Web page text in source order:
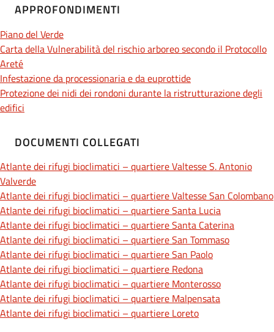
APPROFONDIMENTI
Piano del Verde
Carta della Vulnerabilità del rischio arboreo secondo il Protocollo
Areté
Infestazione da processionaria e da euprottide
Protezione dei nidi dei rondoni durante la ristrutturazione degli
edifici
DOCUMENTI COLLEGATI
Atlante dei rifugi bioclimatici – quartiere Valtesse S. Antonio
Valverde
Atlante dei rifugi bioclimatici – quartiere Valtesse San Colombano
Atlante dei rifugi bioclimatici – quartiere Santa Lucia
Atlante dei rifugi bioclimatici – quartiere Santa Caterina
Atlante dei rifugi bioclimatici – quartiere San Tommaso
Atlante dei rifugi bioclimatici – quartiere San Paolo
Atlante dei rifugi bioclimatici – quartiere Redona
Atlante dei rifugi bioclimatici – quartiere Monterosso
Atlante dei rifugi bioclimatici – quartiere Malpensata
Atlante dei rifugi bioclimatici – quartiere Loreto